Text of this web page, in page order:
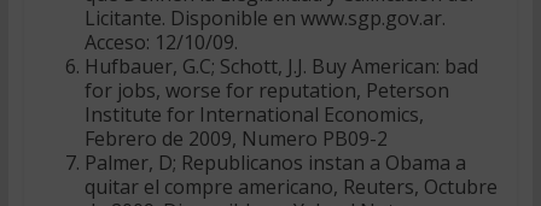
Licitante. Disponible en www.sgp.gov.ar.
Acceso: 12/10/09.
Hufbauer, G.C; Schott, J.J. Buy American: bad
for jobs, worse for reputation, Peterson
Institute for International Economics,
Febrero de 2009, Numero PB09-2
Palmer, D; Republicanos instan a Obama a
quitar el compre americano, Reuters, Octubre